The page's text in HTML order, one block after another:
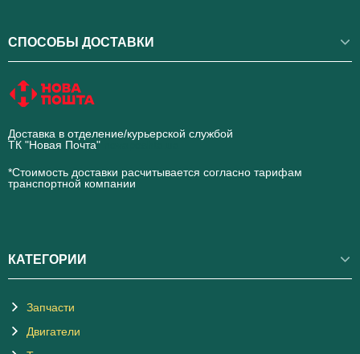
СПОСОБЫ ДОСТАВКИ
Доставка в отделение/курьерской службой
ТК "Новая Почта"
*Стоимость доставки расчитывается согласно тарифам
транспортной компании
КАТЕГОРИИ
Запчасти
Двигатели